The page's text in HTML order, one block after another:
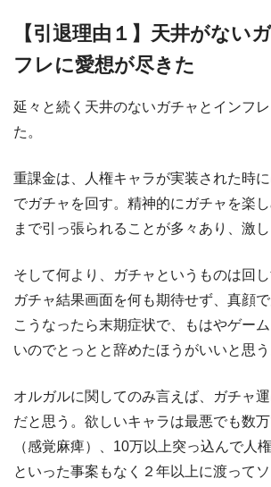
【引退理由１】天井がない
フレに愛想が尽きた
延々と続く天井のないガチャとインフ
た。
重課金は、人権キャラが実装された時
でガチャを回す。精神的にガチャを楽
まで引っ張られることが多々あり、激し
そして何より、ガチャというものは回し
ガチャ結果画面を何も期待せず、真顔で
こうなったら末期症状で、もはやゲー
いのでとっとと辞めたほうがいいと思う
オルガルに関してのみ言えば、ガチャ
だと思う。欲しいキャラは最悪でも数
（感覚麻痺）、10万以上突っ込んで
といった事案もなく２年以上に渡って